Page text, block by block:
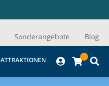
Sonderangebote Blog
ATTRAKTIONEN